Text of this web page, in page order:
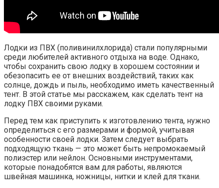
Лодки из ПВХ (поливинилхлорида) стали популярными
среди любителей активного отдыха на воде. Однако,
чтобы сохранить свою лодку в хорошем состоянии и
обезопасить ее от внешних воздействий, таких как
солнце, дождь и пыль, необходимо иметь качественный
тент. В этой статье мы расскажем, как сделать тент на
лодку ПВХ своими руками.
Перед тем как приступить к изготовлению тента, нужно
определиться с его размерами и формой, учитывая
особенности своей лодки. Затем следует выбрать
подходящую ткань — это может быть непромокаемый
полиэстер или нейлон. Основными инструментами,
которые понадобятся вам для работы, являются
швейная машинка, ножницы, нитки и клей для ткани.